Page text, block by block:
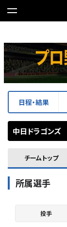
日程・結果
中日ドラゴンズ
チームトップ
所属選手
投手